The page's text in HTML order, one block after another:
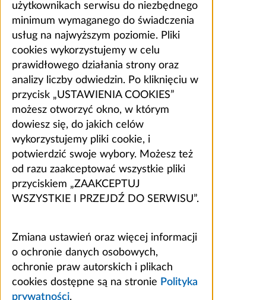
użytkownikach serwisu do niezbędnego
minimum wymaganego do świadczenia
usług na najwyższym poziomie. Pliki
cookies wykorzystujemy w celu
prawidłowego działania strony oraz
analizy liczby odwiedzin. Po kliknięciu w
przycisk „USTAWIENIA COOKIES”
możesz otworzyć okno, w którym
dowiesz się, do jakich celów
wykorzystujemy pliki cookie, i
potwierdzić swoje wybory. Możesz też
od razu zaakceptować wszystkie pliki
przyciskiem „ZAAKCEPTUJ
WSZYSTKIE I PRZEJDŹ DO SERWISU”.
Zmiana ustawień oraz więcej informacji
o ochronie danych osobowych,
ochronie praw autorskich i plikach
cookies dostępne są na stronie Polityka
prywatności.